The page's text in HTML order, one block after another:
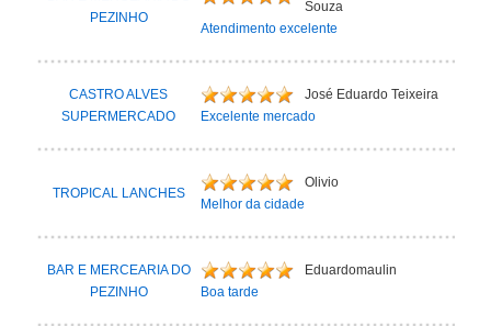
PEZINHO
Souza
Atendimento excelente
CASTRO ALVES
SUPERMERCADO
José Eduardo Teixeira
Excelente mercado
TROPICAL LANCHES
Olivio
Melhor da cidade
BAR E MERCEARIA DO
PEZINHO
Eduardomaulin
Boa tarde